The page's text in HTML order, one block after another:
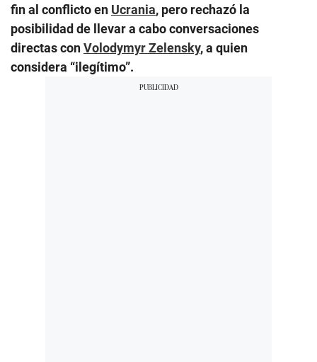
fin al conflicto en Ucrania, pero rechazó la
posibilidad de llevar a cabo conversaciones
directas conVolodymyr Zelensky, a quien
considera “ilegítimo”.